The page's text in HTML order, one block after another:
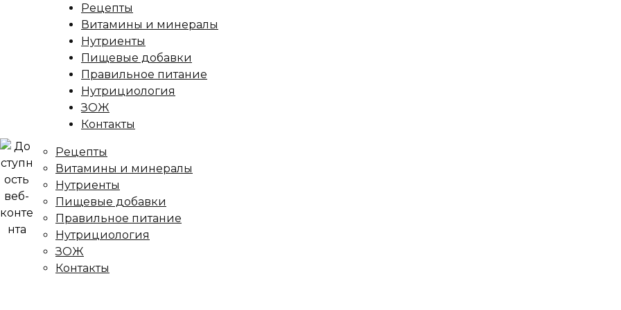
Рецепты
Витамины и минералы
Нутриенты
Пищевые добавки
Правильное питание
Нутрициология
ЗОЖ
Контакты
Рецепты
Витамины и минералы
Нутриенты
Пищевые добавки
Правильное питание
Нутрициология
ЗОЖ
Контакты